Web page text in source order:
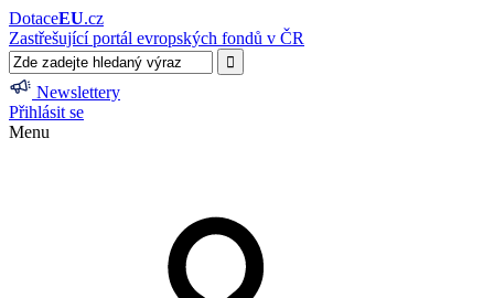
DotaceEU.cz
Zastřešující portál evropských fondů v ČR
Newslettery
Přihlásit se
Menu